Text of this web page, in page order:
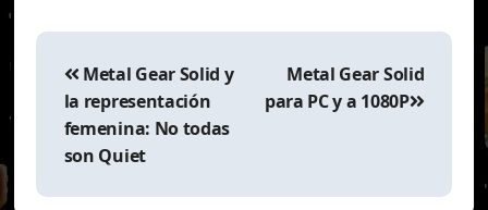
Navegación
entradas
Metal Gear Solid y
la representación
femenina: No todas
son Quiet
Metal Gear Solid
para PC y a 1080P